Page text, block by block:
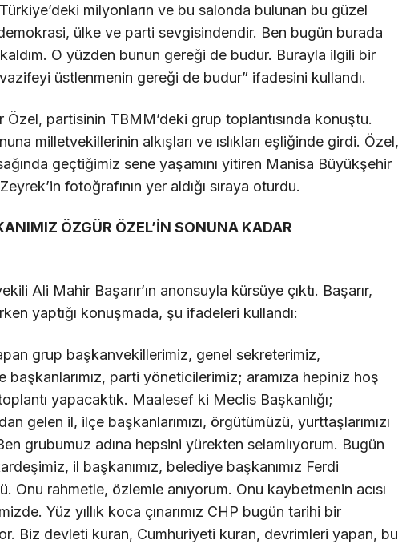
milyonların ve bu salonda bulunan bu güzel
ülke ve parti sevgisindendir. Ben bugün burada
O yüzden bunun gereği de budur. Burayla ilgili bir
üstlenmenin gereği de budur” ifadesini kullandı.
Özel, partisinin TBMM’deki grup toplantısında konuştu.
milletvekillerinin alkışları ve ıslıkları eşliğinde girdi. Özel,
geçtiğimiz sene yaşamını yitiren Manisa Büyükşehir
fotoğrafının yer aldığı sıraya oturdu.
ÖZGÜR ÖZEL’İN SONUNA KADAR
Ali Mahir Başarır’ın anonsuyla kürsüye çıktı. Başarır,
yaptığı konuşmada, şu ifadeleri kullandı:
grup başkanvekillerimiz, genel sekreterimiz,
parti yöneticilerimiz; aramıza hepiniz hoş
yapacaktık. Maalesef ki Meclis Başkanlığı;
gelen il, ilçe başkanlarımızı, örgütümüzü, yurttaşlarımızı
grubumuz adına hepsini yürekten selamlıyorum. Bugün
il başkanımız, belediye başkanımız Ferdi
Onu rahmetle, özlemle anıyorum. Onu kaybetmenin acısı
Yüz yıllık koca çınarımız CHP bugün tarihi bir
Biz devleti kuran, Cumhuriyeti kuran, devrimleri yapan, bu